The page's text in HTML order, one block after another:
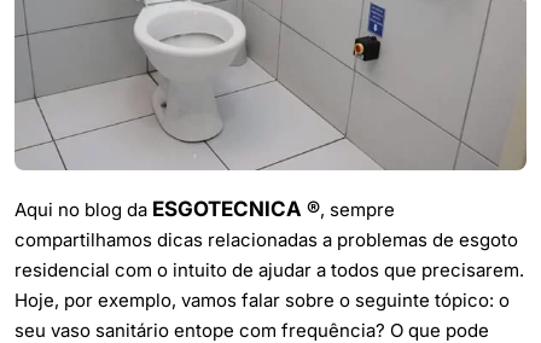
Aqui no blog da ESGOTECNICA ®️, sempre
compartilhamos dicas relacionadas a problemas de esgoto
residencial com o intuito de ajudar a todos que precisarem.
Hoje, por exemplo, vamos falar sobre o seguinte tópico: o
seu vaso sanitário entope com frequência? O que pode